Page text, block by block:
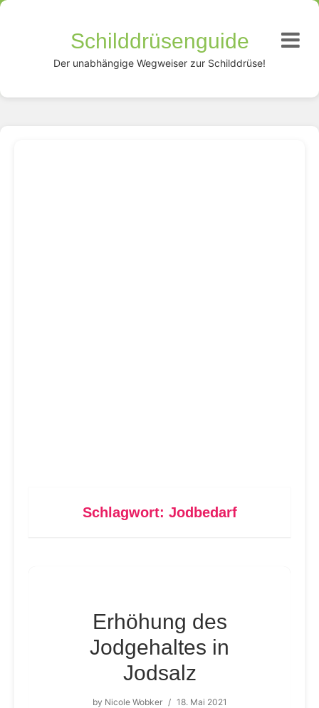
Schilddrüsenguide
Der unabhängige Wegweiser zur Schilddrüse!
Schlagwort: Jodbedarf
Erhöhung des
Jodgehaltes in
Jodsalz
by Nicole Wobker / 18. Mai 2021